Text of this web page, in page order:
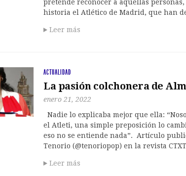
pretende reconocer a aquellas
historia el Atlético de Madrid, que han
Leer más
ACTUALIDAD
La pasión colchonera de
enero 21, 2022
Nadie lo explicaba mejor que ella:
el Atleti, una simple preposición lo
eso no se entiende nada”. Artículo
Tenorio (@tenoriopop) en la revista
Leer más